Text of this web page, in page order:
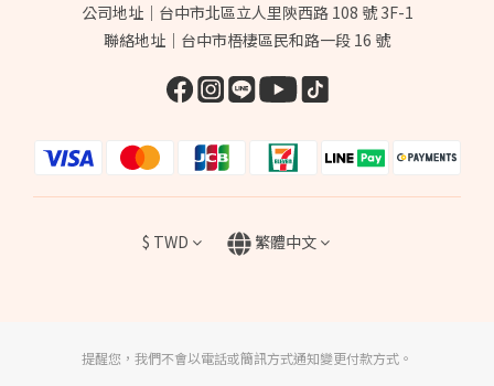
公司地址｜台中市北區立人里陝西路 108 號 3F-1
聯絡地址｜台中市梧棲區民和路一段 16 號
$ TWD 繁體中文
提醒您，我們不會以電話或簡訊方式通知變更付款方式。